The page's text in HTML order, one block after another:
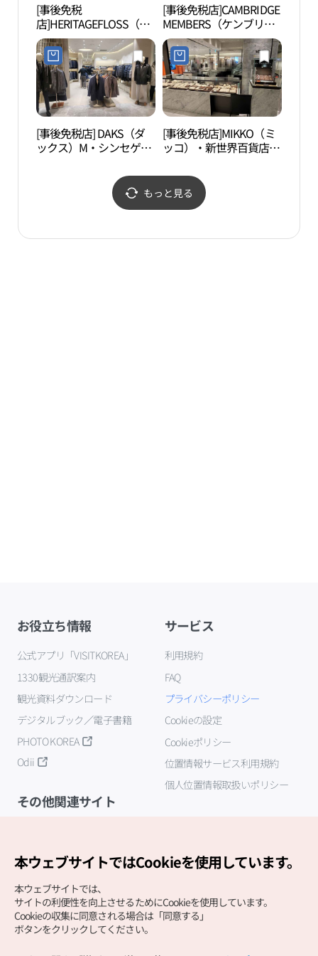
[事後免税
店]HERITAGEFLOSS（ヘ
リテイジ・フロース）・
新世界百貨店カンナム
（江南）店(헤리티지플
로스 신세계백화점 강남
점)
[事後免税店]CAMBRIDGE
MEMBERS（ケンブリッ
ジメンバーズ）・新世界
百貨店カンナム（江南）
店(캠브리지멤버스 신세
계백화점 강남점)
[事後免税店] DAKS（ダ
ックス）M・シンセゲ
ム（江南）店(닥스남성
신세계백화점 강남점)
[事後免税店]MIKKO（ミ
ッコ）・新世界百貨店カ
신세계백화점 강남점)
もっと見る
お役立ち情報
公式アプリ「VISITKOREA」
1330観光通訳案内
観光資料ダウンロード
デジタルブック／電子書籍
PHOTO KOREA
Odii
サービス
利用規約
FAQ
プライバシーポリシー
Cookieの設定
Cookieポリシー
位置情報サービス利用規約
個人位置情報取扱いポリシー
その他関連サイト
本ウェブサイトではCookieを使用しています。
本ウェブサイトでは、
サイトの利便性を向上させるためにCookieを使用しています。
Cookieの収集に同意される場合は「同意する」
ボタンをクリックしてください。